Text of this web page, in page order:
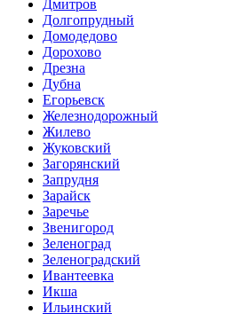
Дмитров
Долгопрудный
Домодедово
Дорохово
Дрезна
Дубна
Егорьевск
Железнодорожный
Жилево
Жуковский
Загорянский
Запрудня
Зарайск
Заречье
Звенигород
Зеленоград
Зеленоградский
Ивантеевка
Икша
Ильинский